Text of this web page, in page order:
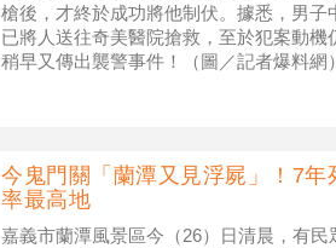
槍後，才終於成功將他制伏。據悉，男
已將人送往奇美醫院搶救，至於犯案動
稍早又傳出襲警事件！（圖／記者爆料
今鬼門關「蘭潭又見浮屍」！7
率最高地
嘉義市蘭潭風景區今（26）日清晨，有